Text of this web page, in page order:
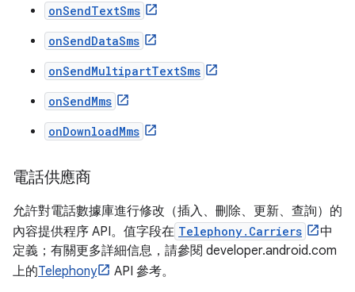
onSendTextSms
onSendDataSms
onSendMultipartTextSms
onSendMms
onDownloadMms
電話供應商
允許對電話數據庫進行修改（插入、刪除、更新、查詢）的
內容提供程序 API。值字段在 Telephony.Carriers
中
定義；有關更多詳細信息，請參閱 developer.android.com
上的Telephony API 參考。